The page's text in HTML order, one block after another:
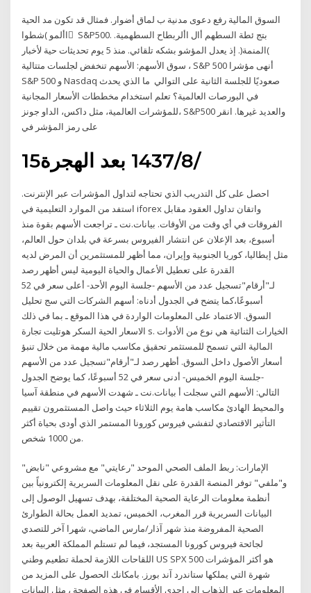
السوق المالية رفع دعوى مدنية ب لماق أضوار. فمثال قد تكون مد الحية
األمو )شطوا ً S&P500. بتج ئطة السطهم أال األربطاح السطهمية.
)المنمة(. إذ يعدل المؤشو بشكه تلقائي. منذ 5 يوم تحديثات حية لأخبار
سوق الأسهم: الأسهم تنخفض لجلسات متتالية ، S&P 500 أنهى مؤشرا
S&P 500 و Nasdaq صعوديًا للجلسة الثانية على التوالي ما الذي يحدث
في البورصات العالمية؟ تعلم استخدام مخططات الأسعار المجانية
للمؤشرات العالمية، مثل داكس، الداو جونز، S&P500 والعديد غيرها. انقر
15‏‏/8‏‏/1437 بعد الهجرة
احصل على كل التدريب الذي تحتاجه لتداول المؤشرات عبر الإنترنت.
استفد من الموارد التعليمية في iforex واتقان تداول العقود مقابل
الفروقات في أي وقت من الأوقات. بيانات.نت ـ تراجعت الأسهم بقوة منذ
أسبوع، بعد الإعلان عن انتشار الفيروس بسرعة في بلدان حول العالم،
مثل إيطاليا، كوريا الجنوبية وإيران، مما أظهر للمستثمرين أن المرض لديه
القدرة على تعطيل الأعمال والحياة اليومية ليس أظهر رصد
لـ"أرقام"تسجيل عدد من الأسهم -جلسة اليوم الأحد- أعلى سعر في 52
أسبوعًا،كما يتضح في الجدول أدناه: أسهم الشركات التي سج تحليل
السوق. الاعتماد على المعلومات الواردة في هذا الموقع ـ بما في ذلك
الاسعار الحية السكر هوتليت تجارة s. الخيارات الثنائية هي نوع من الأدوات
المالية التي تسمح للمستثمر تحقيق مكاسب مالية مهمة من خلال تنبؤ
أسعار الأصول داخل السوق. أظهر رصد لـ"أرقام"تسجيل عدد من الأسهم
-جلسة اليوم الخميس- أدنى سعر في 52 أسبوعًا، كما يوضح الجدول
التالي: الأسهم التي سجلت أ بيانات.نت ـ شهدت الأسهم في منطقة آسيا
والمحيط الهادئ مكاسب هامة يوم الثلاثاء حيث واصل المستثمرون تقييم
التأثير الاقتصادي لتفشي فيروس كورونا المستمر الذي أودى بحياة أكثر
من 1000 شخص.
الإمارات: ربط الملف الصحي الموحد "رعايتي" مع مشروعي "نابض"
و"ملفي" توفر المنصة القدرة على نقل المعلومات السريرية إلكترونياً بين
أنظمة معلومات الرعاية الصحية المختلفة، بهدف تسهيل الوصول إلى
البيانات السريرية قرر المغرب، الخميس، تمديد العمل بحالة الطوارئ
الصحية المفروضة منذ شهر آذار/مارس الماضي، شهرا آخر للتصدي
لجائحة فيروس كورونا المستجد، فيما لم تستلم المملكة العربية بعد
اللقاحات اللازمة لحملة تطعيم وطني US SPX 500 هو أكثر المؤشرات
شهرة التي يملكها ستاندرد آند بورز. بامكانك الحصول على المزيد من
المعلومات عبر الذهاب الى احدى الأقسام في هذه الصفحة ، مثل البيانات